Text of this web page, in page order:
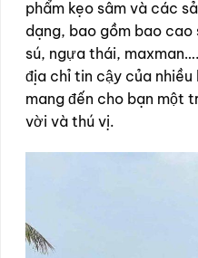
phẩm kẹo sâm và các
dạng, bao gồm bao cao
sú, ngựa thái,
địa chỉ tin cậy của
mang đến cho bạn một
vời và thú vị.